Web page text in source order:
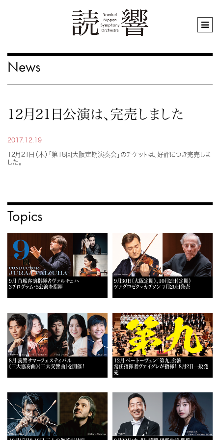
News
12月21日公演は、完売しました
2017.12.19
12月21日（木）「第18回大阪定期演奏会」のチケットは、好評につき完売しま
した。
Topics
9月 首席客演指揮者ヴァルチュハ
3プログラム・5公演を指揮
9月30日《大阪定期》、10月2日《定期》
ツァグロゼク×カプソン 7月20日発売
8月 読響サマーフェスティバル
《三大協奏曲》《三大交響曲》を開催！
12月 ベートーヴェン「第九」公演
常任指揮者ヴァイグレが指揮！ 8月2日一般発
売